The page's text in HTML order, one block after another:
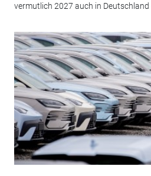
vermutlich 2027 auch in Deutschland